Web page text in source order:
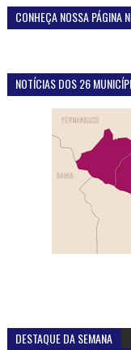
CONHEÇA NOSSA PÁGINA
NOTÍCIAS DOS 26
DESTAQUE DA SEMANA